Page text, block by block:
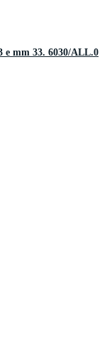
e mm 33. 6030/ALL.0